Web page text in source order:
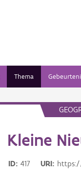
Thema
Kleine
ID 417 URI